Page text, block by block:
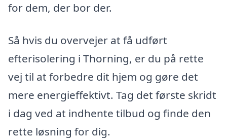
for dem, der bor der.
Så hvis du overvejer at få udført
efterisolering i Thorning, er du på rette
vej til at forbedre dit hjem og gøre det
mere energieffektivt. Tag det første skridt
i dag ved at indhente tilbud og finde den
rette løsning for dig.